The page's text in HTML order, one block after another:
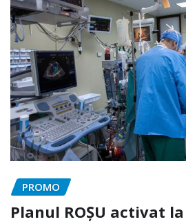
PROMO
Planul ROȘU activat